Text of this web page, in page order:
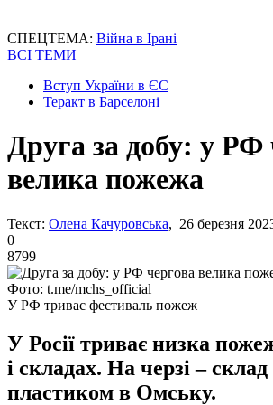
СПЕЦТЕМА: Війна в Ірані
ВСІ ТЕМИ
Вступ України в ЄС
Теракт в Барселоні
Друга за добу: у РФ
велика пожежа
Текст: Олена Качуровська, 26 березня
0
8799
Фото: t.me/mchs_official
У РФ триває фестиваль пожеж
У Росії триває низка
і складах. На черзі – склад
пластиком в Омську.